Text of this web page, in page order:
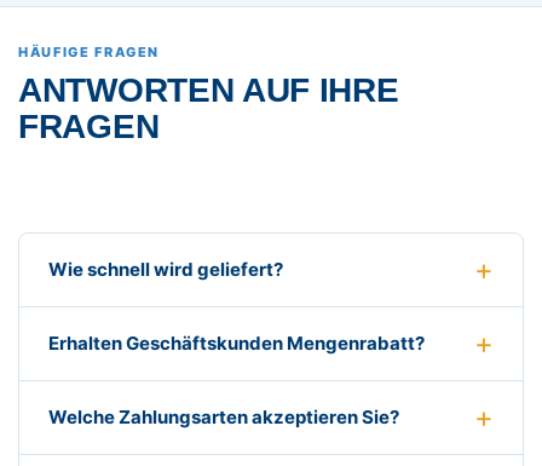
HÄUFIGE FRAGEN
ANTWORTEN AUF IHRE
FRAGEN
Wie schnell wird geliefert?
Erhalten Geschäftskunden Mengenrabatt?
Welche Zahlungsarten akzeptieren Sie?